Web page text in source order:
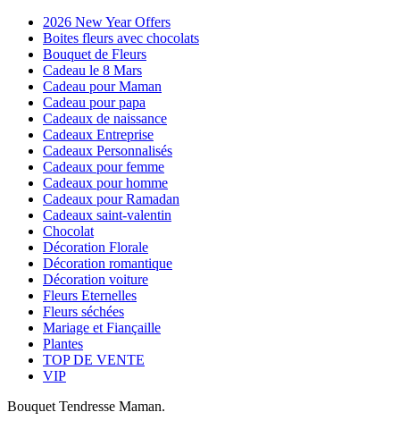
2026 New Year Offers
Boites fleurs avec chocolats
Bouquet de Fleurs
Cadeau le 8 Mars
Cadeau pour Maman
Cadeau pour papa
Cadeaux de naissance
Cadeaux Entreprise
Cadeaux Personnalisés
Cadeaux pour femme
Cadeaux pour homme
Cadeaux pour Ramadan
Cadeaux saint-valentin
Chocolat
Décoration Florale
Décoration romantique
Décoration voiture
Fleurs Eternelles
Fleurs séchées
Mariage et Fiançaille
Plantes
TOP DE VENTE
VIP
Bouquet Tendresse Maman.